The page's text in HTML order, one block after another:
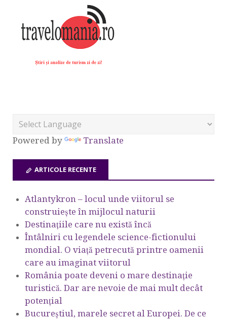
Powered by Translate
ARTICOLE RECENTE
Atlantykron – locul unde viitorul se
construiește în mijlocul naturii
Destinațiile care nu există încă
Întâlniri cu legendele science-fictionului
mondial. O viață petrecută printre oamenii
care au imaginat viitorul
România poate deveni o mare destinație
turistică. Dar are nevoie de mai mult decât
potențial
Bucureștiul, marele secret al Europei. De ce